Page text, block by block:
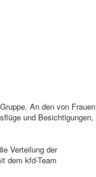
An den von Frauen
und Besichtigungen,
Verteilung der
dem kfd-Team